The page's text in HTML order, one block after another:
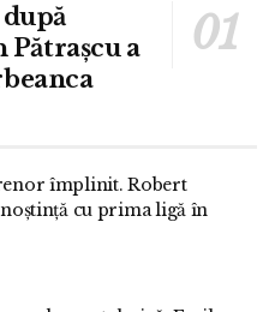
a
împlinit. Robert
cu prima ligă în